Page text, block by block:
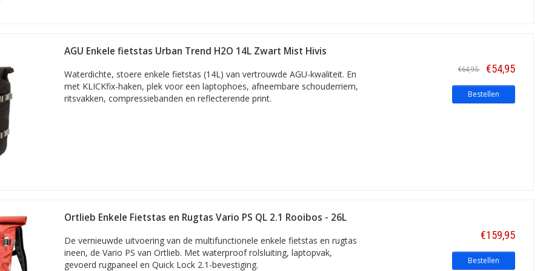
AGU Enkele fietstas Urban Trend H2O 14L Zwart Mist Hivis
Waterdichte, stoere enkele fietstas (14L) van vertrouwde AGU-kwaliteit. En
met KLICKfix-haken, plek voor een laptophoes, afneembare schouderriem,
ritsvakken, compressiebanden en reflecterende print.
€64,95 €54,95
Bestellen
Ortlieb Enkele Fietstas en Rugtas Vario PS QL 2.1 Rooibos - 26L
De vernieuwde uitvoering van de multifunctionele enkele fietstas en rugtas
ineen, de Vario PS van Ortlieb. Met waterproof rolsluiting, laptopvak,
gevoerd rugpaneel en Quick Lock 2.1-bevestiging.
€159,95
Bestellen